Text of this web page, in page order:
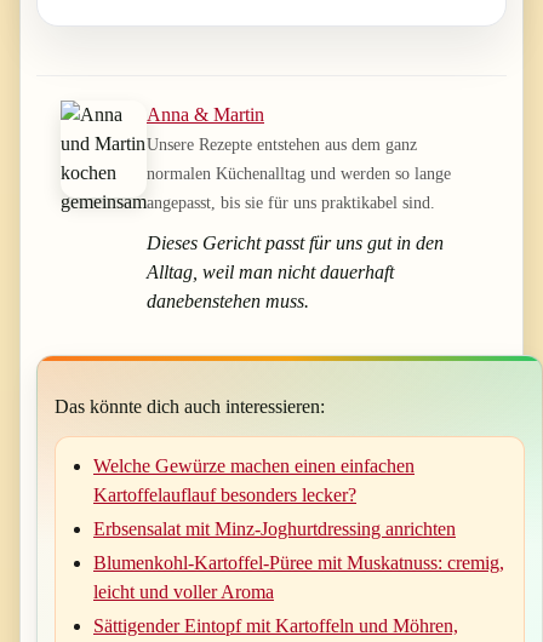
Anna & Martin
Unsere Rezepte entstehen aus dem ganz
normalen Küchenalltag und werden so lange
angepasst, bis sie für uns praktikabel sind.
Dieses Gericht passt für uns gut in den
Alltag, weil man nicht dauerhaft
danebenstehen muss.
Das könnte dich auch interessieren:
Welche Gewürze machen einen einfachen
Kartoffelauflauf besonders lecker?
Erbsensalat mit Minz-Joghurtdressing anrichten
Blumenkohl-Kartoffel-Püree mit Muskatnuss: cremig,
leicht und voller Aroma
Sättigender Eintopf mit Kartoffeln und Möhren,